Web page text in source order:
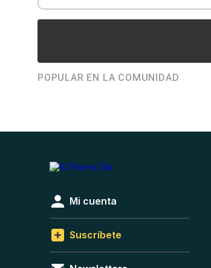
POPULAR EN LA COMUNIDAD
Mi cuenta
Suscríbete